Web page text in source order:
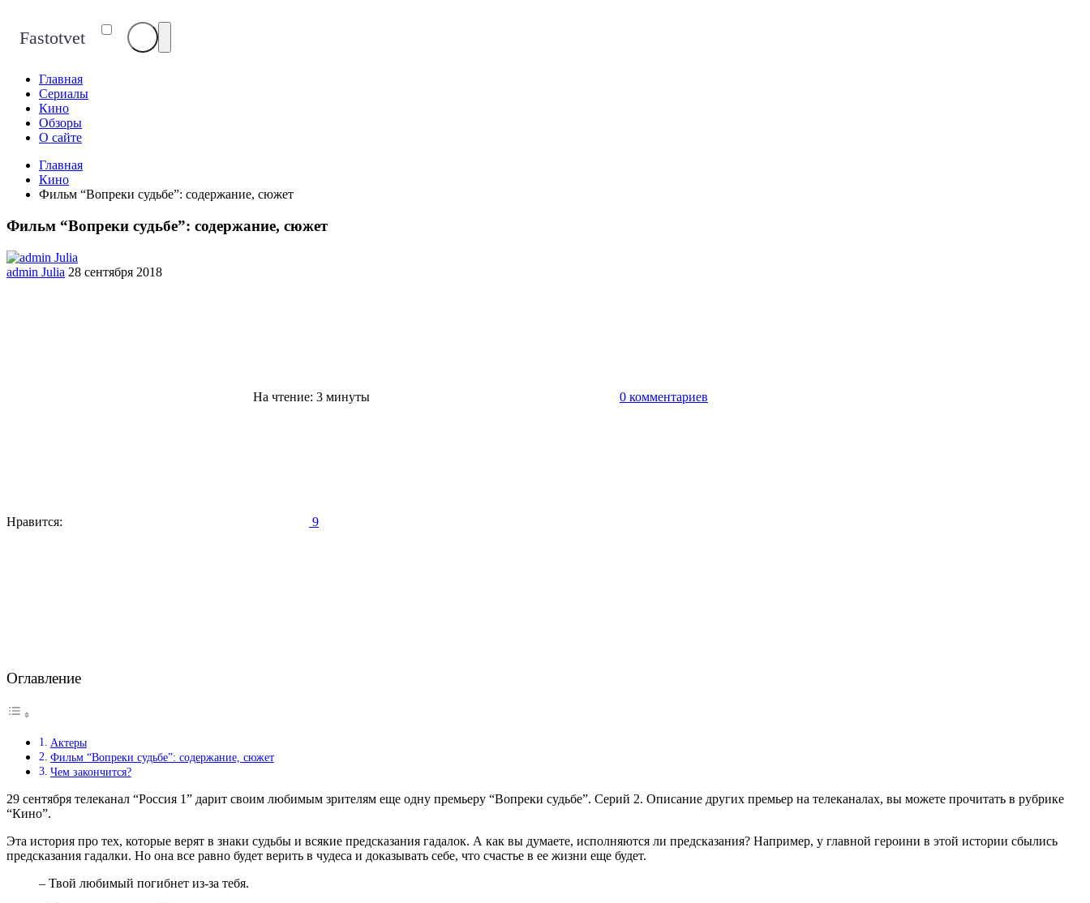
Fastotvet
Главная
Сериалы
Кино
Обзоры
О сайте
Главная
Кино
Фильм “Вопреки судьбе”: содержание, сюжет
Фильм “Вопреки судьбе”: содержание, сюжет
admin Julia 28 сентября 2018
На чтение: 3 минуты 0 комментариев
Нравится: 9
Оглавление
Актеры
Фильм “Вопреки судьбе”: содержание, сюжет
Чем закончится?
29 сентября телеканал “Россия 1” дарит своим любимым зрителям еще одну премьеру “Вопреки судьбе”. Серий 2. Описание других премьер на телеканалах, вы можете прочитать в рубрике
“Кино”.
Эта история про тех, которые верят в знаки судьбы и всякие предсказания гадалок. А как вы думаете, исполняются ли предсказания? Например, у главной героини в этой истории сбылись
предсказания гадалки. Но она все равно будет верить в чудеса и доказывать себе, что счастье в ее жизни еще будет.
– Твой любимый погибнет из-за тебя.